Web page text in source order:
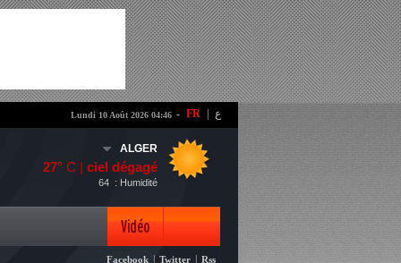
- FR ع Lundi 10 Août 2026 04:46
ALGER
27° C | ciel dégagé
: Humidité
64
Vidéo
Facebook Twitter Rss